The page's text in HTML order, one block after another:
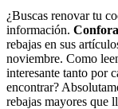
¿Buscas renovar tu
información.
rebajas en sus
noviembre. Como
interesante tanto por
encontrar?
rebajas mayores que